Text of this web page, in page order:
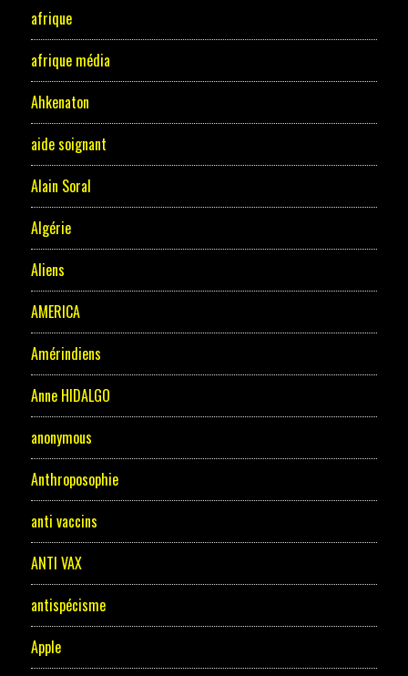
afrique
afrique média
Ahkenaton
aide soignant
Alain Soral
Algérie
Aliens
AMERICA
Amérindiens
Anne HIDALGO
anonymous
Anthroposophie
anti vaccins
ANTI VAX
antispécisme
Apple